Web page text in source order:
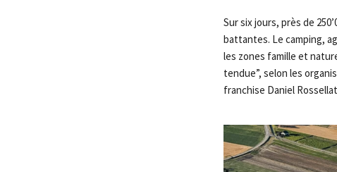
Sur six jours, près de
battantes. Le camping,
les zones famille et
tendue”, selon les
franchise Daniel